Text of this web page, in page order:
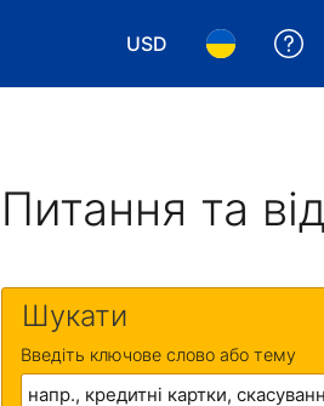
USD
Виберіть валюту.
Виберіть
Питання та
Шукати
Введіть ключове слово або тему